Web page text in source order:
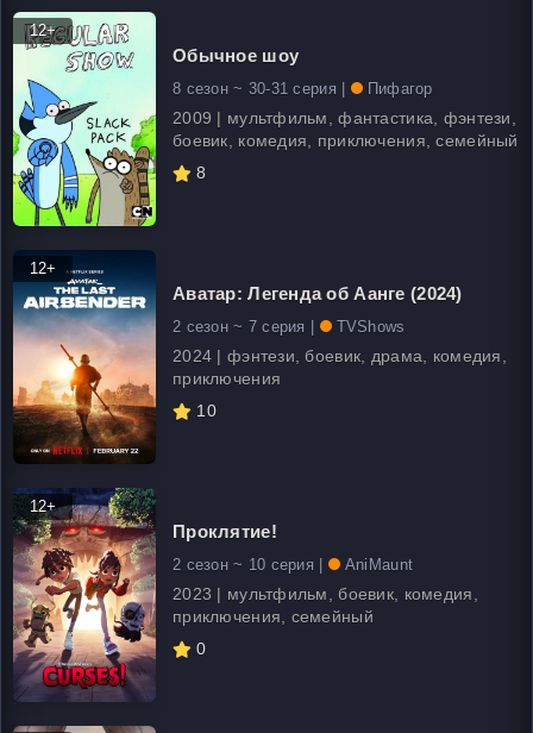
12+
Обычное шоу
8 сезон ~ 30-31 серия | Пифагор
2009 | мультфильм, фантастика, фэнтези,
боевик, комедия, приключения, семейный
8
12+
Аватар: Легенда об Аанге (2024)
2 сезон ~ 7 серия | TVShows
2024 | фэнтези, боевик, драма, комедия,
приключения
10
12+
Проклятие!
2 сезон ~ 10 серия | AniMaunt
2023 | мультфильм, боевик, комедия,
приключения, семейный
0